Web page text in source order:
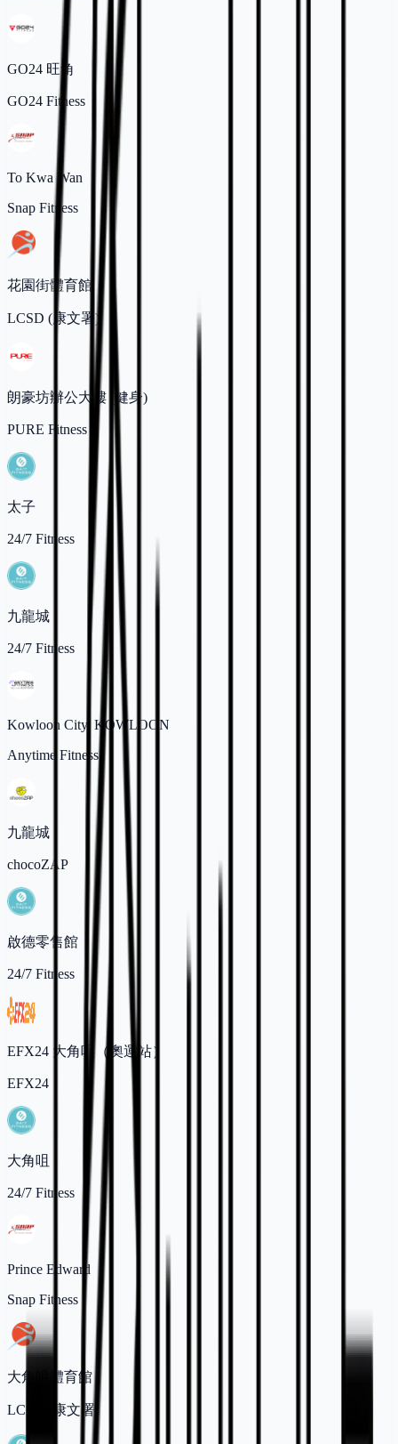
GO24 旺角
GO24 Fitness
To Kwa Wan
Snap Fitness
花園街體育館
LCSD (康文署)
朗豪坊辦公大樓 (健身)
PURE Fitness
太子
24/7 Fitness
九龍城
24/7 Fitness
Kowloon City, KOWLOON
Anytime Fitness
九龍城
chocoZAP
啟德零售館
24/7 Fitness
EFX24 大角咀（奧運站）
EFX24
大角咀
24/7 Fitness
Prince Edward
Snap Fitness
大角咀體育館
LCSD (康文署)